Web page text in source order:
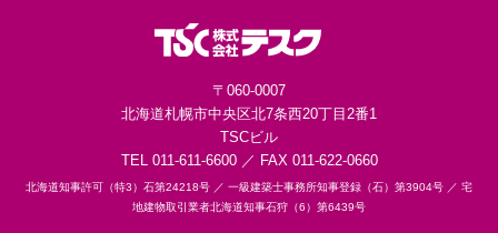
〒060-0007
北海道札幌市中央区北7条西20丁目2番1
TSCビル
TEL 011-611-6600 ／ FAX 011-622-0660
北海道知事許可（特3）石第24218号 ／ 一級建築士事務所知事登録（石）第3904号 ／ 宅
地建物取引業者北海道知事石狩（6）第6439号